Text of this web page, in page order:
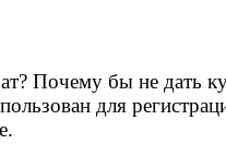
Почему бы не дать
для